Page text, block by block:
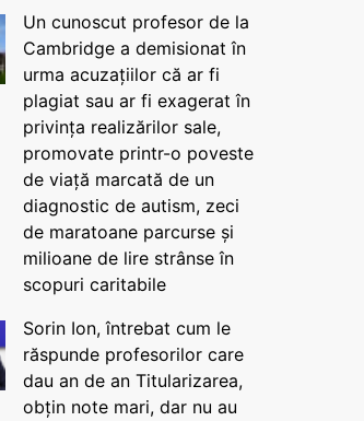
Un cunoscut profesor de la
Cambridge a demisionat în
urma acuzațiilor că ar fi
plagiat sau ar fi exagerat în
privința realizărilor sale,
promovate printr-o poveste
de viață marcată de un
diagnostic de autism, zeci
de maratoane parcurse și
milioane de lire strânse în
scopuri caritabile
Sorin Ion, întrebat cum le
răspunde profesorilor care
dau an de an Titularizarea,
obțin note mari, dar nu au